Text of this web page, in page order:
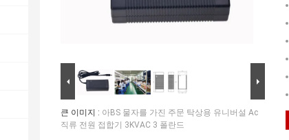
큰 이미지 : 아BS 물자를 가진 주문 탁상용 유니버설 Ac
직류 전원 접합기 3KVAC 3 폴란드